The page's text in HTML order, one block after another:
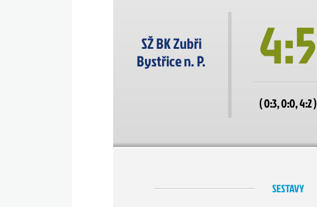
SŽ BK Zubři
Bystřice n. P.
4:5
( 0:3, 0:0, 4:2 )
SESTAVY